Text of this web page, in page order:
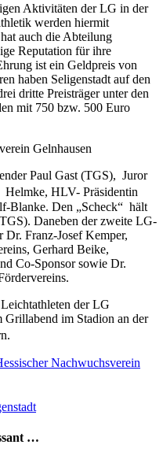
Aktivitäten der LG in der
werden hiermit
auch die Abteilung
Reputation für ihre
ist ein Geldpreis von
haben Seligenstadt auf den
dritte Preisträger unter den
mit 750 bzw. 500 Euro
Paul Gast (TGS), Juror
HLV- Präsidentin
Blanke. Den „Scheck“ hält
Daneben der zweite LG-
Dr. Franz-Josef Kemper,
Gerhard Beike,
Co-Sponsor sowie Dr.
der LG
Grillabend im Stadion an der
Nachwuchsverein
…